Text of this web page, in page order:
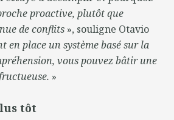
proactive, plutôt que
de conflits », souligne Otavio
en place un système basé sur la
vous pouvez bâtir une
»
tôt